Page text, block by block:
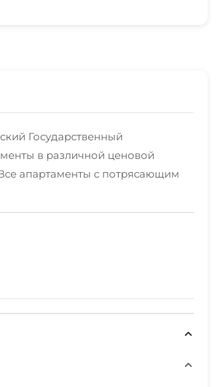
Государственный
в различной ценовой
апартаменты с потрясающим